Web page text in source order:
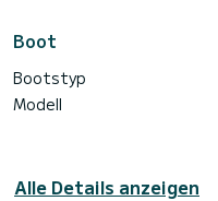
Boot
Bootstyp
Modell
Alle Details anzeigen